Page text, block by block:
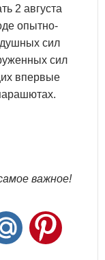
2 августа
опытно-
сил
сил
впервые
важное!